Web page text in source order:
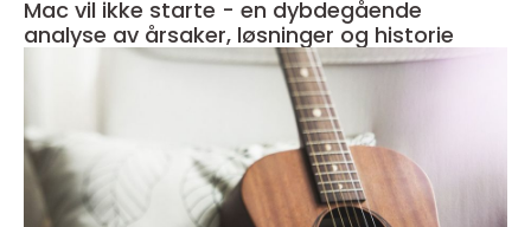
Mac vil ikke starte - en dybdegående
analyse av årsaker, løsninger og historie